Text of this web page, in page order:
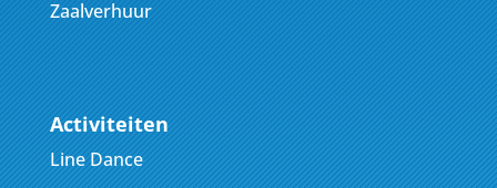
Zaalverhuur
Activiteiten
Line Dance